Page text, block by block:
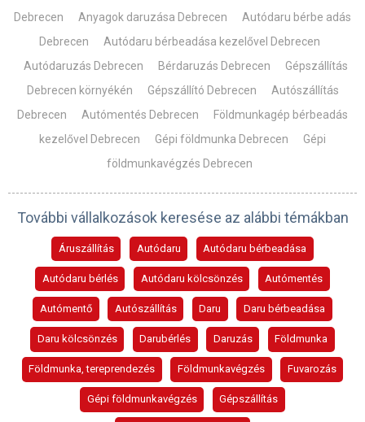
Debrecen
Anyagok daruzása Debrecen
Autódaru bérbe adás
Debrecen
Autódaru bérbeadása kezelővel Debrecen
Autódaruzás Debrecen
Bérdaruzás Debrecen
Gépszállítás
Debrecen környékén
Gépszállító Debrecen
Autószállítás
Debrecen
Autómentés Debrecen
Földmunkagép bérbeadás
kezelővel Debrecen
Gépi földmunka Debrecen
Gépi
földmunkavégzés Debrecen
További vállalkozások keresése az alábbi témákban
Áruszállítás Autódaru Autódaru bérbeadása
Autódaru bérlés Autódaru kölcsönzés Autómentés
Autómentő Autószállítás Daru Daru bérbeadása
Daru kölcsönzés Darubérlés Daruzás Földmunka
Földmunka, tereprendezés Földmunkavégzés Fuvarozás
Gépi földmunkavégzés Gépszállítás